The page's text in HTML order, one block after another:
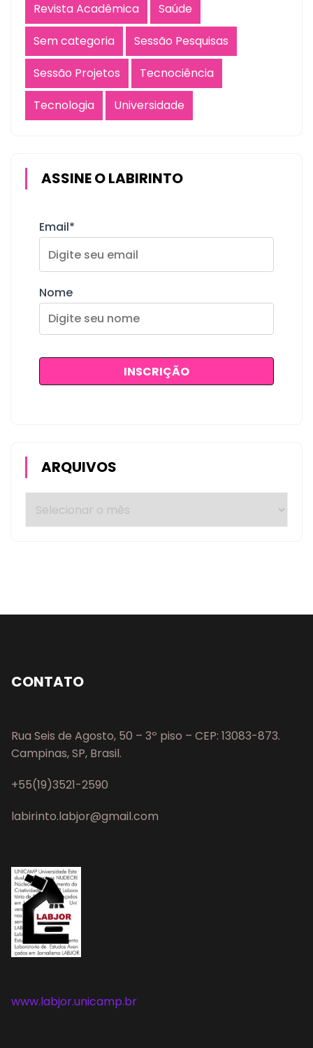
Revista Acadêmica
Saúde
Sem categoria
Sessão Pesquisas
Sessão Projetos
Tecnociência
Tecnologia
Universidade
ASSINE O LABIRINTO
Email*
Nome
ARQUIVOS
CONTATO
Rua Seis de Agosto, 50 – 3º piso – CEP: 13083-873.
Campinas, SP, Brasil.
+55(19)3521-2590
labirinto.labjor@gmail.com
www.labjor.unicamp.br